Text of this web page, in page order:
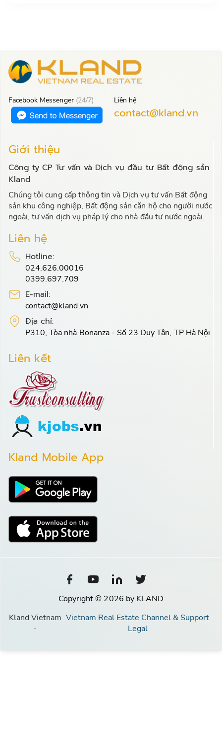
Facebook Messenger (24/7) Liên hệ
contact@kland.vn
Giới thiệu
Công ty CP Tư vấn và Dịch vụ đầu tư Bất động sản
Kland
Chúng tôi cung cấp thông tin và Dịch vụ tư vấn Bất động
sản khu công nghiệp, Bất động sản căn hộ cho người nước
ngoài, tư vấn dịch vụ pháp lý cho nhà đầu tư nước ngoài.
Liên hệ
Hotline:
024.626.00016
0399.697.709
E-mail:
contact@kland.vn
Địa chỉ:
P310, Tòa nhà Bonanza - Số 23 Duy Tân, TP Hà Nội
Liên kết
Kland Mobile App
Copyright © 2026 by KLAND
Kland Vietnam
-
Vietnam Real Estate Channel & Support
Legal